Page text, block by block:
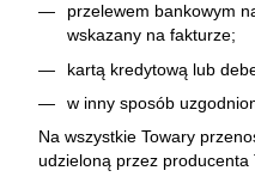
przelewem bankowym
wskazany na fakturze;
kartą kredytową lub
w inny sposób
Na wszystkie Towary
udzieloną przez producenta